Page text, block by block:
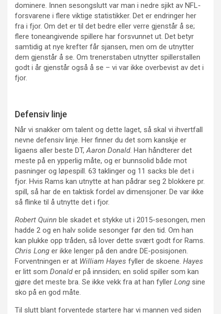
dominere. Innen sesongslutt var man i nedre sjikt av NFL-
forsvarene i flere viktige statistikker. Det er endringer her
fra i fjor. Om det er til det bedre eller verre gjenstår å se;
flere toneangivende spillere har forsvunnet ut. Det betyr
samtidig at nye krefter får sjansen, men om de utnytter
dem gjenstår å se. Om trenerstaben utnytter spillerstallen
godt i år gjenstår også å se – vi var ikke overbevist av det i
fjor.
Defensiv linje
Når vi snakker om talent og dette laget, så skal vi ihvertfall
nevne defensiv linje. Her finner du det som kanskje er
ligaens aller beste DT,Aaron Donald. Han håndterer det
meste på en ypperlig måte, og er bunnsolid både mot
pasninger og løpespill. 63 taklinger og 11 sacks ble det i
fjor. Hvis Rams kan utnytte at han pådrar seg 2 blokkere pr.
spill, så har de en taktisk fordel av dimensjoner. De var ikke
så flinke til å utnytte det i fjor.
Robert Quinn ble skadet et stykke ut i 2015-sesongen, men
hadde 2 og en halv solide sesonger før den tid. Om han
kan plukke opp tråden, så lover dette svært godt for Rams.
Chris Long er ikke lenger på den andre DE-posisjonen.
Forventningen er at William Hayes fyller de skoene. Hayes
er litt som Donalder på innsiden; en solid spiller som kan
gjøre det meste bra. Se ikke vekk fra at han fyller Long sine
sko på en god måte.
Til slutt blant forventede startere har vi mannen ved siden